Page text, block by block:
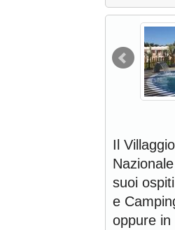
Il
suoi
e
oppure in